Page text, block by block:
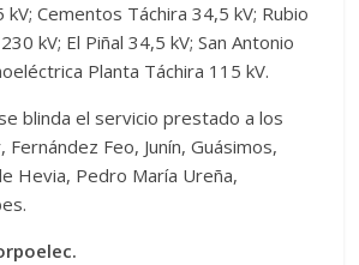
kV; Cementos Táchira 34,5 kV; Rubio
kV; El Piñal 34,5 kV; San Antonio
Planta Táchira 115 kV.
blinda el servicio prestado a los
Fernández Feo, Junín, Guásimos,
Hevia, Pedro María Ureña,